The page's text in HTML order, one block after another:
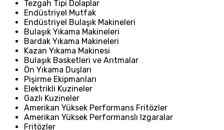
Tezgah Tipi Dolaplar
Endüstriyel Mutfak
Endüstriyel Bulaşık Makineleri
Bulaşık Yıkama Makineleri
Bardak Yıkama Makineleri
Kazan Yıkama Makinesi
Bulaşık Basketleri ve Arıtmalar
Ön Yıkama Duşları
Pişirme Ekipmanları
Elektrikli Kuzineler
Gazlı Kuzineler
Amerikan Yüksek Performans Fritözler
Amerikan Yüksek Performanslı Izgaralar
Fritözler